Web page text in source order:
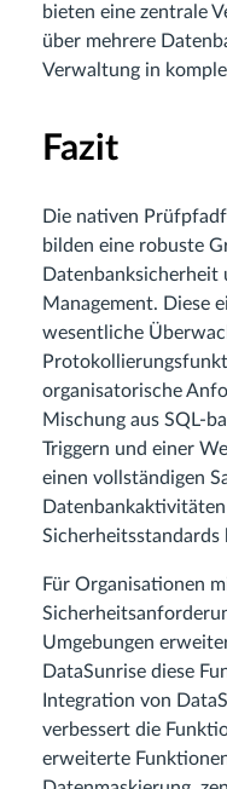
bieten eine zentrale
über mehrere
Verwaltung in
Fazit
Die nativen
bilden eine robuste
Datenbanksicherheit
Management. Diese
wesentliche
organisatorische
Mischung aus SQL-
Triggern und einer
einen vollständigen
Sicherheitsstandards
Für Organisationen
Umgebungen
DataSunrise diese
Integration von
verbessert die
erweiterte